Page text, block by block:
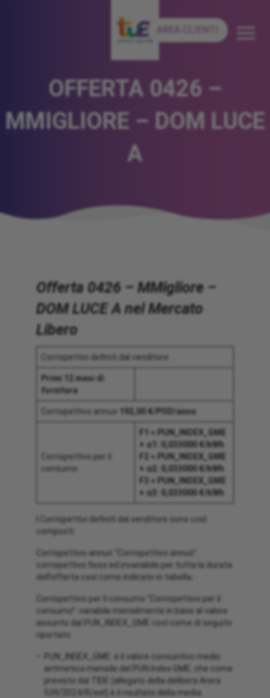
OFFERTA 0426 –
MMIGLIORE – DOM LUCE
A
Offerta 0426 – MMigliore –
DOM LUCE A nel Mercato
Libero
Corrispettivi definiti dal venditore
Primi 12 mesi di
fornitura
Corrispettivo annuo 192,00 €/POD/anno
Corrispettivo per il
consumo
F1 = PUN_INDEX_GME
+ α1: 0,033000 €/kWh
F2 = PUN_INDEX_GME
+ α2: 0,033000 €/kWh
F3 = PUN_INDEX_GME
+ α3: 0,033000 €/kWh
I Corrispettivi definiti dal venditore sono così
composti:
Corrispettivo annuo “Corrispettivo annuo”:
corrispettivo fisso ed invariabile per tutta la durata
dell’offerta così come indicato in tabella;
Corrispettivo per il consumo “Corrispettivo per il
consumo”: variabile mensilmente in base al valore
assunto dal PUN_INDEX_GME così come di seguito
riportato:
PUN_INDEX_GME: è il valore consuntivo medio
aritmetico mensile del PUN Index GME, che come
previsto dal TIDE (allegato della delibera Arera
539/2024/R/eel) è il risultato della media